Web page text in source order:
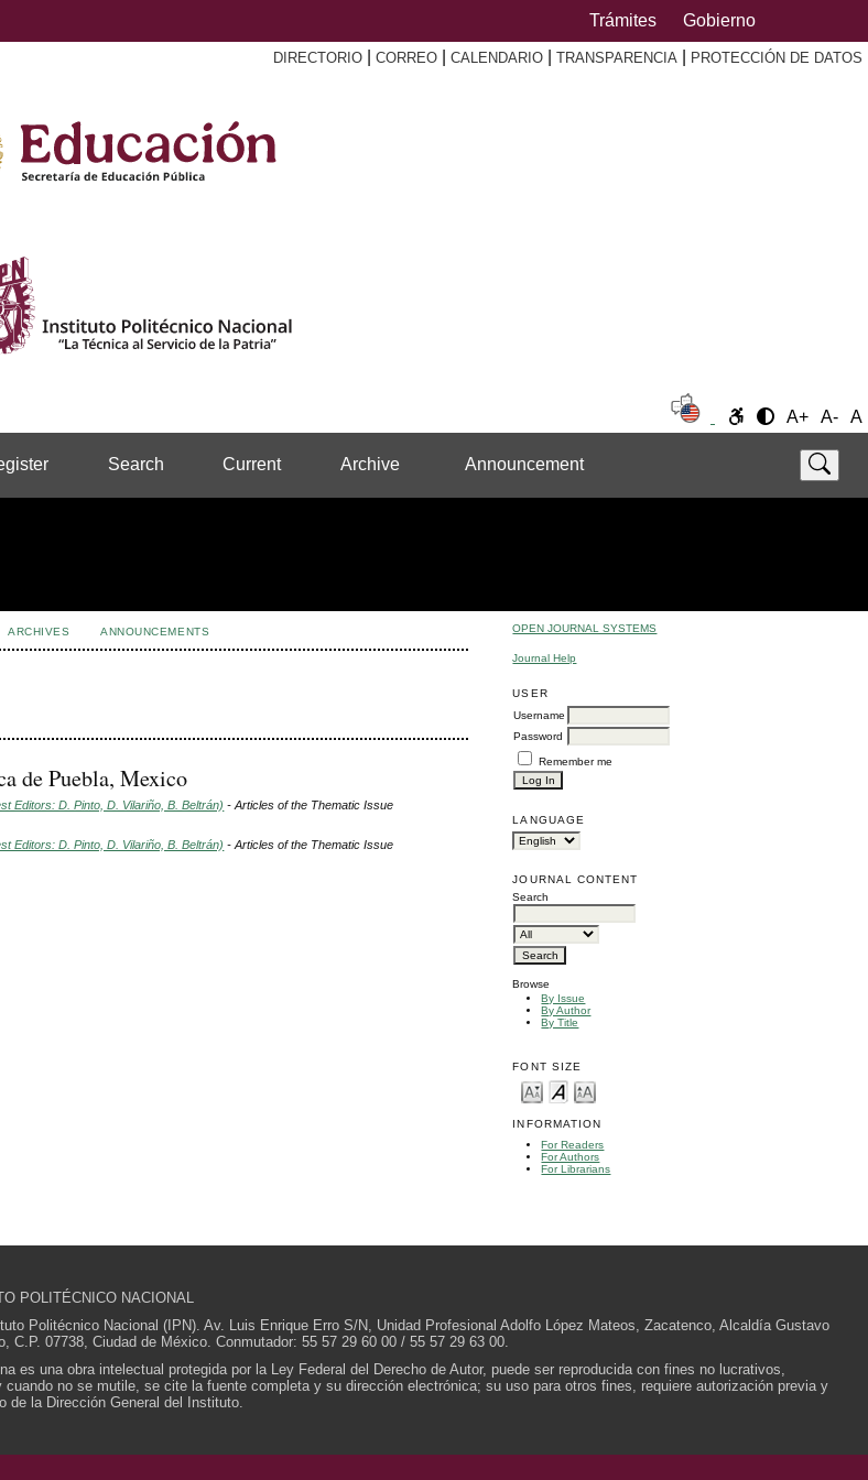
Trámites Gobierno
DIRECTORIO CORREO CALENDARIO TRANSPARENCIA PROTECCIÓN DE DATOS
A+ A- A
Search Current Archive Announcement
OPEN JOURNAL SYSTEMS
Journal Help
USER
Username
Password
Remember me
LANGUAGE
JOURNAL CONTENT
Search
Browse
By Issue
By Author
By Title
FONT SIZE
INFORMATION
For Readers
For Authors
For Librarians
ARCHIVES ANNOUNCEMENTS
de Puebla, Mexico
Editors: D. Pinto, D. Vilariño, B. Beltrán) - Articles of the Thematic Issue
Editors: D. Pinto, D. Vilariño, B. Beltrán) - Articles of the Thematic Issue
POLITÉCNICO NACIONAL
Politécnico Nacional (IPN). Av. Luis Enrique Erro S/N, Unidad Profesional Adolfo López Mateos, Zacatenco, Alcaldía Gustavo
C.P. 07738, Ciudad de México. Conmutador: 55 57 29 60 00 / 55 57 29 63 00.
es una obra intelectual protegida por la Ley Federal del Derecho de Autor, puede ser reproducida con fines no lucrativos,
cuando no se mutile, se cite la fuente completa y su dirección electrónica; su uso para otros fines, requiere autorización previa y
de la Dirección General del Instituto.